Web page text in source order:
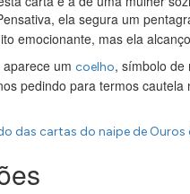
ela segura um
emocionante, mas ela
um coelho, símbolo de
pedindo para termos
das cartas do naipe de Ouros